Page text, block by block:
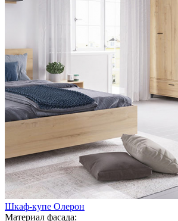
Шкаф-купе Олерон
Материал фасада: